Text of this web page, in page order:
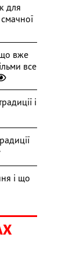
для
вже
все
і
і що